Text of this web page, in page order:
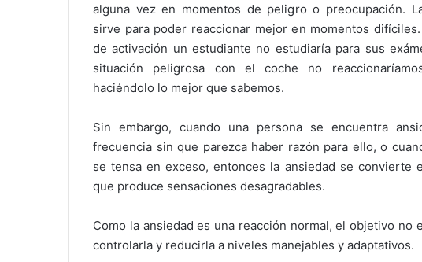
alguna vez en momentos de peligro o preocupación.
sirve para poder reaccionar mejor en momentos
de activación un estudiante no estudiaría para sus
situación peligrosa con el coche no
haciéndolo lo mejor que sabemos.
Sin embargo, cuando una persona se encuentra
frecuencia sin que parezca haber razón para ello, o
se tensa en exceso, entonces la ansiedad se convierte
que produce sensaciones desagradables.
Como la ansiedad es una reacción normal, el objetivo no
controlarla y reducirla a niveles manejables y adaptativos.